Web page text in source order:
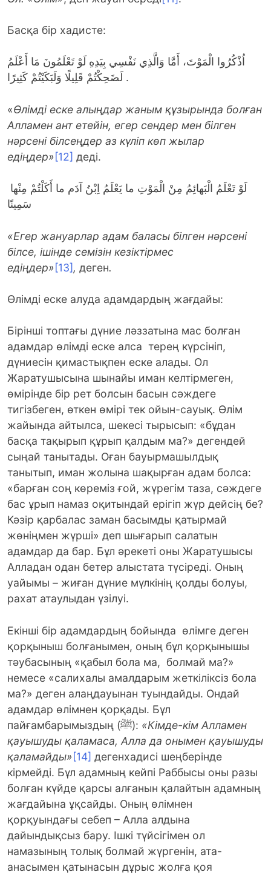
Басқа бір хадисте:
اُذْكُرُوا الْمَوْتَ، أَمَّا وَالَّذِي نَفْسِي بِيَدِهِ لَوْ تَعْلَمُونَ مَا أَعْلَمُ
لَضَحِكْتُمْ قَلِيلًا وَلَبَكَيْتُمْ كَثِيرًا .
«Өлімді еске алыңдар жаным құзырында болған
Алламен ант етейін, егер сендер мен білген
нәрсені білсеңдер аз күліп көп жылар
едіңдер»[12] деді.
سَمِينًا
«Егер жануарлар адам баласы білген нәрсені
білсе, ішінде семізін кезіктірмес
едіңдер»[13], деген.
Өлімді еске алуда адамдардың жағдайы:
Бірінші топтағы дүние ләззатына мас болған
адамдар өлімді еске алса терең күрсініп,
дүниесін қимастықпен еске алады. Ол
Жаратушысына шынайы иман келтірмеген,
өмірінде бір рет болсын басын сәждеге
тигізбеген, өткен өмірі тек ойын-сауық. Өлім
жайында айтылса, шекесі тырысып: «бұдан
басқа тақырып құрып қалдым ма?» дегендей
сыңай танытады. Оған бауырмашылдық
танытып, иман жолына шақырған адам болса:
«барған соң көреміз ғой, жүрегім таза, сәждеге
бас ұрып намаз оқитындай ерігіп жүр дейсің бе?
Кәзір қарбалас заман басымды қатырмай
жөніңмен жүрші» деп шығарып салатын
адамдар да бар. Бұл әрекеті оны Жаратушысы
Алладан одан бетер алыстата түсіреді. Оның
уайымы – жиған дүние мүлкінің қолды болуы,
рахат атаулыдан үзілуі.
Екінші бір адамдардың бойында өлімге деген
қорқыныш болғанымен, оның бұл қорқынышы
тәубасының «қабыл бола ма, болмай ма?»
немесе «салихалы амалдарым жеткіліксіз бола
ма?» деген алаңдауынан туындайды. Ондай
адамдар өлімнен қорқады. Бұл
пайғамбарымыздың (ﷺ): «Кімде-кім Алламен
қауышуды қаламаса, Алла да онымен қауышуды
қаламайды»[14] дегенхадисі шеңберінде
кірмейді. Бұл адамның кейпі Раббысы оны разы
болған күйде қарсы алғанын қалайтын адамның
жағдайына ұқсайды. Оның өлімнен
қорқуындағы себеп – Алла алдына
дайындықсыз бару. Ішкі түйсігімен ол
намазының толық болмай жүргенін, ата-
анасымен қатынасын дұрыс жолға қоя